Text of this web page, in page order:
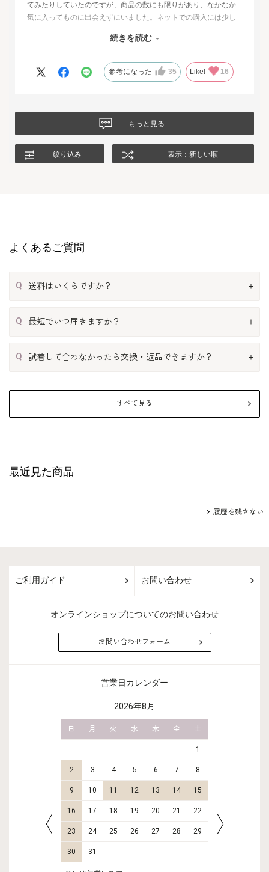
てみたりしていたのですが、商品の数にも限りがあり、なかなか
気に入ってものに出会えずにいました。ネットでの購入には少し
することが出来ました。最初に注文したものはイメージと違って
は、生地もデザインも大満足、これから長く自信をもって着用し
続きを読む
参考になった 35 Like! 16
もっと見る
絞り込み 表示：新しい順
よくあるご質問
Q 送料はいくらですか？
Q 最短でいつ届きますか？
Q 試着して合わなかったら交換・返品できますか？
すべて見る
最近見た商品
履歴を残さない
ご利用ガイド お問い合わせ
オンラインショップについてのお問い合わせ
お問い合わせフォーム
営業日カレンダー
2026年8月
日 月 火 水 木 金 土
1
2 3 4 5 6 7 8
9 10 11 12 13 14 15
16 17 18 19 20 21 22
23 24 25 26 27 28 29
30 31